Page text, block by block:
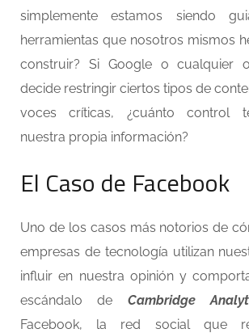
simplemente estamos siendo
herramientas que nosotros mismos
construir? Si Google o cualquier
decide restringir ciertos tipos de
voces críticas, ¿cuánto control
nuestra propia información?
El Caso de Facebook
Uno de los casos más notorios de
empresas de tecnología utilizan
influir en nuestra opinión y
escándalo de Cambridge
Facebook, la red social que